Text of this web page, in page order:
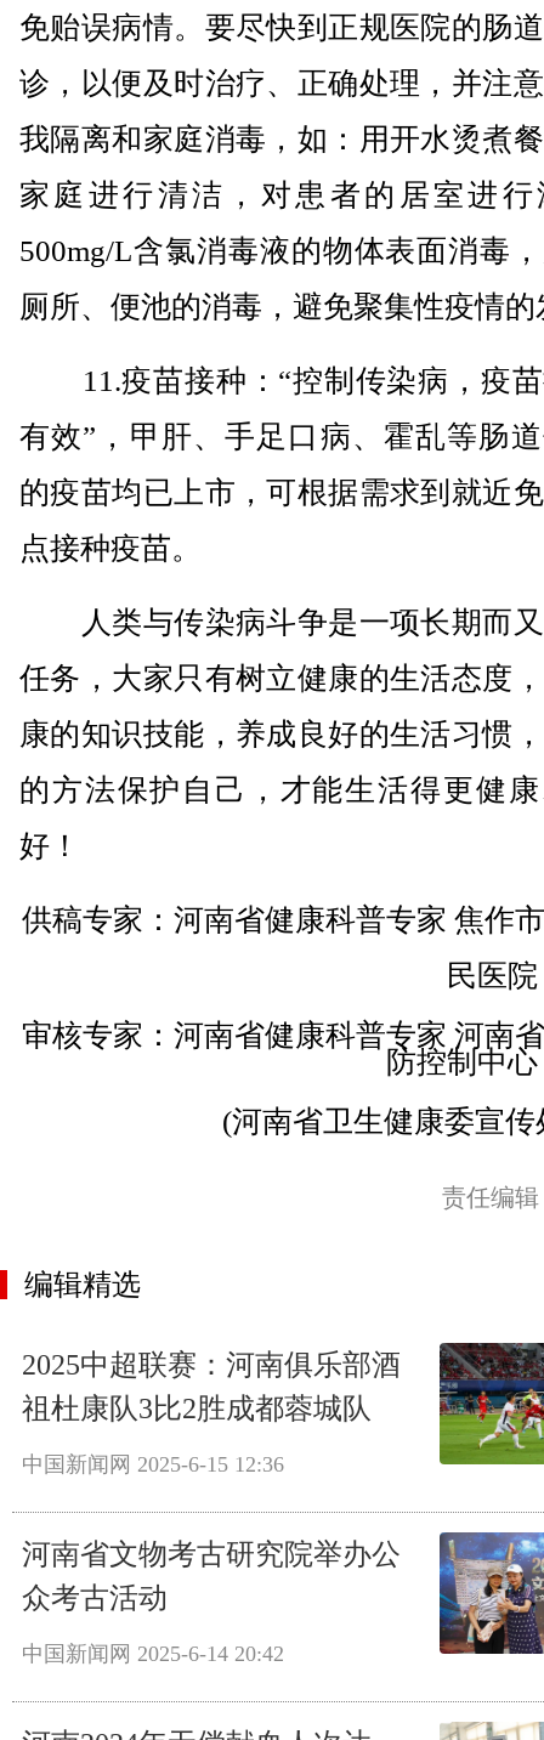
免贻误病情。要尽快到正规医院的肠
诊，以便及时治疗、正确处理，并注
我隔离和家庭消毒，如：用开水烫煮
家庭进行清洁，对患者的居室进行
500mg/L含氯消毒液的物体表面消毒
厕所、便池的消毒，避免聚集性疫情的
11.疫苗接种：“控制传染病，疫苗
有效”，甲肝、手足口病、霍乱等肠
的疫苗均已上市，可根据需求到就近
点接种疫苗。
人类与传染病斗争是一项长期而
任务，大家只有树立健康的生活态度
康的知识技能，养成良好的生活习惯
的方法保护自己，才能生活得更健
好！
供稿专家：河南省健康科普专家 焦作
民医
审核专家：河南省健康科普专家 河南
防控制中
(河南省卫生健康委宣传
责任编
编辑精选
2025中超联赛：河南俱乐部酒
祖杜康队3比2胜成都蓉城队
中国新闻网 2025-6-15 12:36
河南省文物考古研究院举办公
众考古活动
中国新闻网 2025-6-14 20:42